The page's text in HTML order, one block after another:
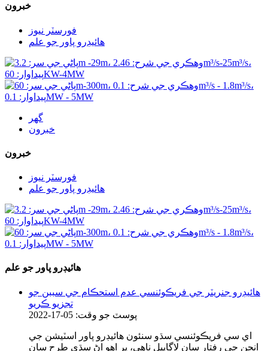
خبرون
فورسٽر نيوز
هائيڊرو پاور جو علم
گھر
خبرون
خبرون
فورسٽر نيوز
هائيڊرو پاور جو علم
هائيڊرو پاور جو علم
هائيڊرو جنريٽر جي فريڪوئنسي عدم استحڪام جي سببن جو
تجزيو ڪريو
پوسٽ جو وقت: 05-17-2022
اي سي فريڪوئنسي سڌو سنئون هائيڊرو پاور اسٽيشن جي
انجن جي رفتار سان لاڳاپيل ناهي، پر اهو اڻ سڌي طرح سان